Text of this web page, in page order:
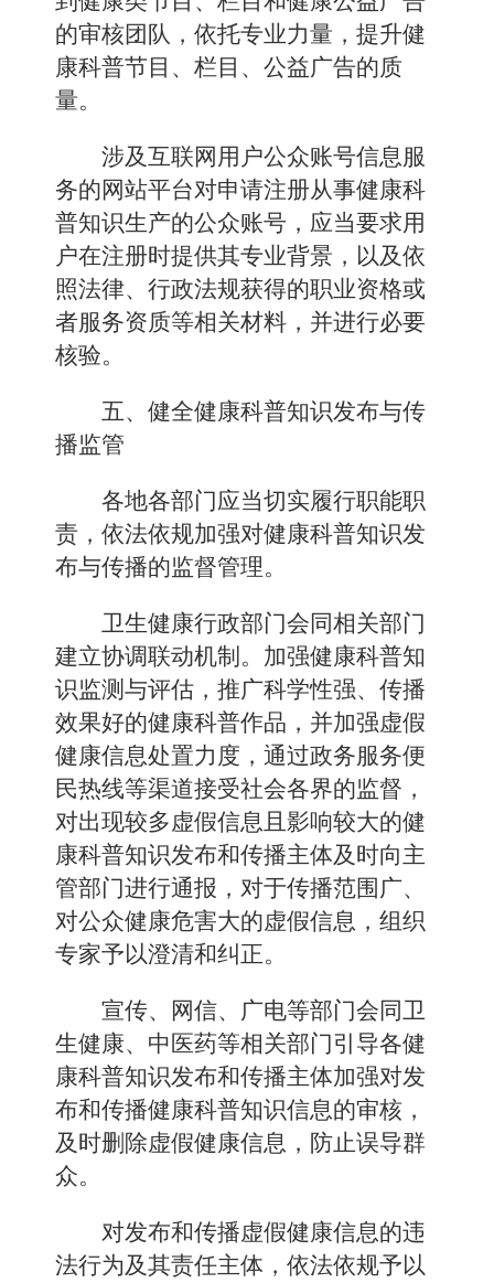
的审核团队，依托专业力量，提升健
康科普节目、栏目、公益广告的质
量。
涉及互联网用户公众账号信息服
务的网站平台对申请注册从事健康科
普知识生产的公众账号，应当要求用
户在注册时提供其专业背景，以及依
照法律、行政法规获得的职业资格或
者服务资质等相关材料，并进行必要
核验。
五、健全健康科普知识发布与传
播监管
各地各部门应当切实履行职能职
责，依法依规加强对健康科普知识发
布与传播的监督管理。
卫生健康行政部门会同相关部门
建立协调联动机制。加强健康科普知
识监测与评估，推广科学性强、传播
效果好的健康科普作品，并加强虚假
健康信息处置力度，通过政务服务便
民热线等渠道接受社会各界的监督，
对出现较多虚假信息且影响较大的健
康科普知识发布和传播主体及时向主
管部门进行通报，对于传播范围广、
对公众健康危害大的虚假信息，组织
专家予以澄清和纠正。
宣传、网信、广电等部门会同卫
生健康、中医药等相关部门引导各健
康科普知识发布和传播主体加强对发
布和传播健康科普知识信息的审核，
及时删除虚假健康信息，防止误导群
众。
对发布和传播虚假健康信息的违
法行为及其责任主体，依法依规予以